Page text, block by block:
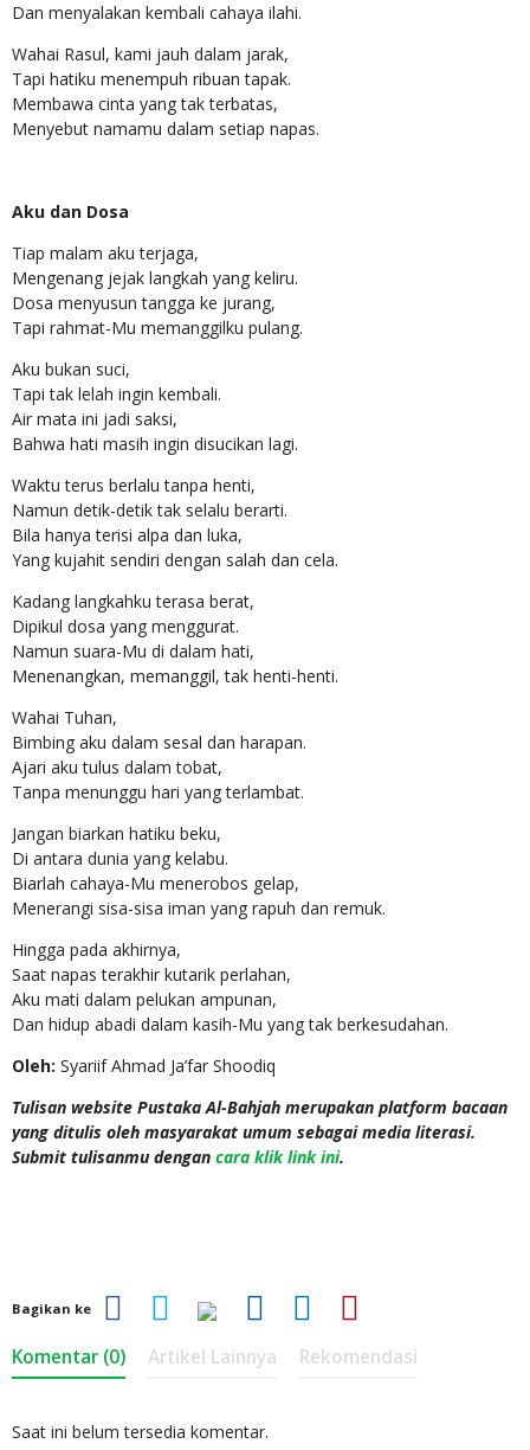
Dan menyalakan kembali cahaya ilahi.
Wahai Rasul, kami jauh dalam jarak,
Tapi hatiku menempuh ribuan tapak.
Membawa cinta yang tak terbatas,
Menyebut namamu dalam setiap napas.
Aku dan Dosa
Tiap malam aku terjaga,
Mengenang jejak langkah yang keliru.
Dosa menyusun tangga ke jurang,
Tapi rahmat-Mu memanggilku pulang.
Aku bukan suci,
Tapi tak lelah ingin kembali.
Air mata ini jadi saksi,
Bahwa hati masih ingin disucikan lagi.
Waktu terus berlalu tanpa henti,
Namun detik-detik tak selalu berarti.
Bila hanya terisi alpa dan luka,
Yang kujahit sendiri dengan salah dan cela.
Kadang langkahku terasa berat,
Dipikul dosa yang menggurat.
Namun suara-Mu di dalam hati,
Menenangkan, memanggil, tak henti-henti.
Wahai Tuhan,
Bimbing aku dalam sesal dan harapan.
Ajari aku tulus dalam tobat,
Tanpa menunggu hari yang terlambat.
Jangan biarkan hatiku beku,
Di antara dunia yang kelabu.
Biarlah cahaya-Mu menerobos gelap,
Menerangi sisa-sisa iman yang rapuh dan remuk.
Hingga pada akhirnya,
Saat napas terakhir kutarik perlahan,
Aku mati dalam pelukan ampunan,
Dan hidup abadi dalam kasih-Mu yang tak berkesudahan.
Oleh: Syariif Ahmad Ja’far Shoodiq
Tulisan website Pustaka Al-Bahjah merupakan platform bacaan
yang ditulis oleh masyarakat umum sebagai media literasi.
Submit tulisanmu dengan cara klik link ini.
Bagikan ke
Komentar (0) Artikel Lainnya Rekomendasi
Saat ini belum tersedia komentar.